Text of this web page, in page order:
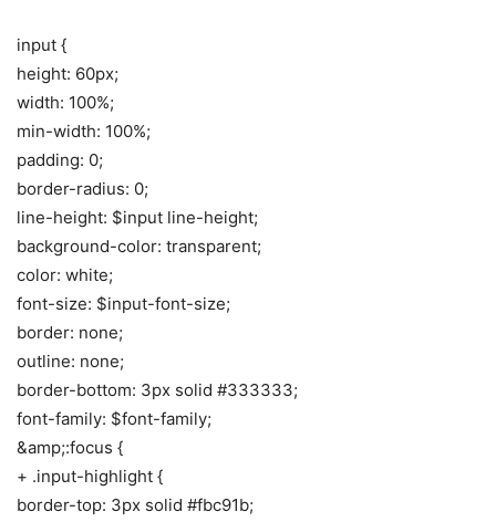
input {
height: 60px;
width: 100%;
min-width: 100%;
padding: 0;
border-radius: 0;
line-height: $input line-height;
background-color: transparent;
color: white;
font-size: $input-font-size;
border: none;
outline: none;
border-bottom: 3px solid #333333;
font-family: $font-family;
&amp;:focus {
+ .input-highlight {
border-top: 3px solid #fbc91b;